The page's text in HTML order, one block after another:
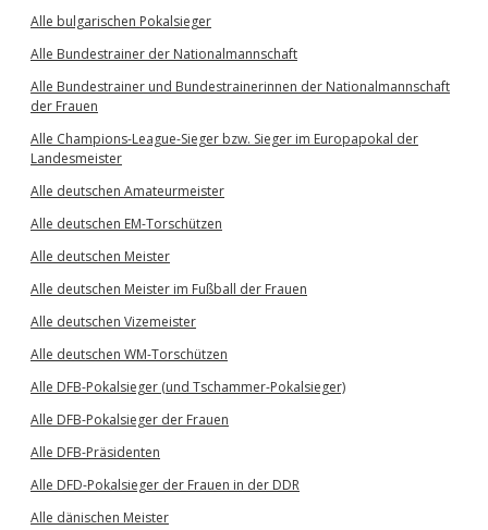
Alle bulgarischen Pokalsieger
Alle Bundestrainer der Nationalmannschaft
Alle Bundestrainer und Bundestrainerinnen der Nationalmannschaft
der Frauen
Alle Champions-League-Sieger bzw. Sieger im Europapokal der
Landesmeister
Alle deutschen Amateurmeister
Alle deutschen EM-Torschützen
Alle deutschen Meister
Alle deutschen Meister im Fußball der Frauen
Alle deutschen Vizemeister
Alle deutschen WM-Torschützen
Alle DFB-Pokalsieger (und Tschammer-Pokalsieger)
Alle DFB-Pokalsieger der Frauen
Alle DFB-Präsidenten
Alle DFD-Pokalsieger der Frauen in der DDR
Alle dänischen Meister